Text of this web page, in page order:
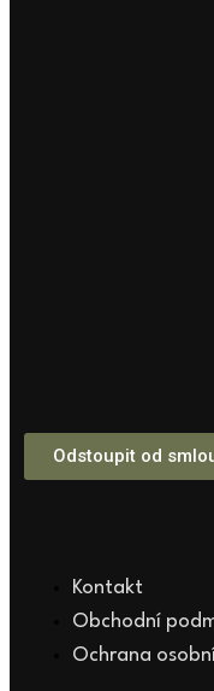
Odstoupit od
Kontakt
Obchodní
Ochrana